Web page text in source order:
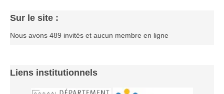
Sur le site :
Nous avons 489 invités et aucun membre en ligne
Liens institutionnels